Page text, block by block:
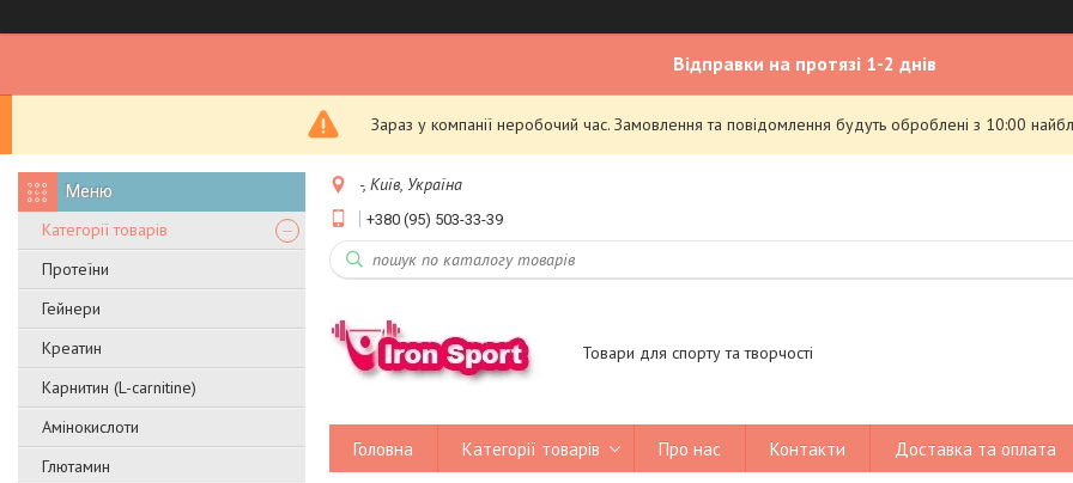
Відправки на протязі 1-2 днів
Зараз у компанії неробочий час. Замовлення та повідомлення будуть оброблені з 10:00
Категорії товарів
Протеїни
Гейнери
Креатин
Карнитин (L-carnitine)
Амінокислоти
Глютамин
-, Київ, Україна
+380 (95) 503-33-39
Товари для спорту та творчості
Головна Категорії товарів Про нас Контакти Доставка та оплата